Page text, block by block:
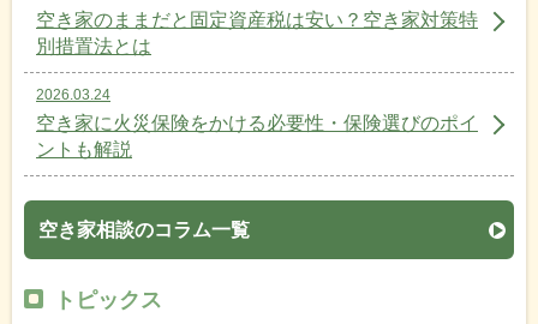
空き家のままだと固定資産税は安い？空き家対策特
別措置法とは
2026.03.24
空き家に火災保険をかける必要性・保険選びのポイ
ントも解説
空き家相談のコラム一覧
トピックス